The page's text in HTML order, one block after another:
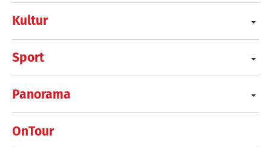
Kultur
Sport
Panorama
OnTour